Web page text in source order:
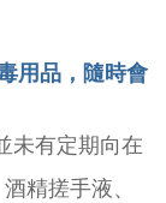
用品，隨時會
未有定期向在
精搓手液、